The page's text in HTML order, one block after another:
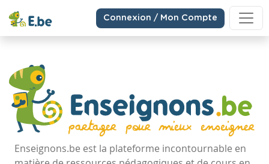
Connexion / Mon Compte
Enseignons.be est la plateforme incontournable en